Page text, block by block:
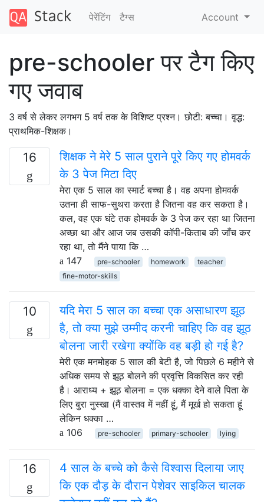
पेरेंटिंग टैग्‍स Account
pre-schooler पर टैग किए
गए जवाब
3 वर्ष से लेकर लगभग 5 वर्ष तक के विशिष्ट प्रश्न। छोटी: बच्चा। वृद्ध:
प्राथमिक-शिक्षक।
16
शिक्षक ने मेरे 5 साल पुराने पूरे किए गए होमवर्क
के 3 पेज मिटा दिए
मेरा एक 5 साल का स्मार्ट बच्चा है। वह अपना होमवर्क
उतना ही साफ-सुथरा करता है जितना वह कर सकता है।
कल, वह एक घंटे तक होमवर्क के 3 पेज कर रहा था जितना
अच्छा था और आज जब उसकी कॉपी-किताब की जाँच कर
रहा था, तो मैंने पाया कि …
147
pre-schooler homework
teacher
fine-motor-skills
10
यदि मेरा 5 साल का बच्चा एक असाधारण झूठ
है, तो क्या मुझे उम्मीद करनी चाहिए कि वह झूठ
बोलना जारी रखेगा क्योंकि वह बड़ी हो गई है?
मेरी एक मनमोहक 5 साल की बेटी है, जो पिछले 6 महीने से
अधिक समय से झूठ बोलने की प्रवृत्ति विकसित कर रही
है। आराध्य + झूठ बोलना = एक धक्का देने वाले पिता के
लिए बुरा नुस्खा (मैं वास्तव में नहीं हूं, मैं मूर्ख हो सकता हूं
लेकिन धक्का …
106
pre-schooler primary-schooler lying
16
4 साल के बच्चे को कैसे विश्वास दिलाया जाए
कि एक दौड़ के दौरान पेशेवर साइकिल चालक